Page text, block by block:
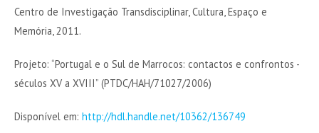
Centro de Investigação Transdisciplinar, Cultura, Espaço e
Memória, 2011.
Projeto: “Portugal e o Sul de Marrocos: contactos e confrontos -
séculos XV a XVIII” (PTDC/HAH/71027/2006)
Disponível em: http://hdl.handle.net/10362/136749